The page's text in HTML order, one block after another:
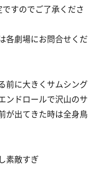
すのでご了承くださ
各劇場にお問合せくだ
前に大きくサムシング
ンドロールで沢山のサ
が出てきた時は全身鳥
素敵すぎ